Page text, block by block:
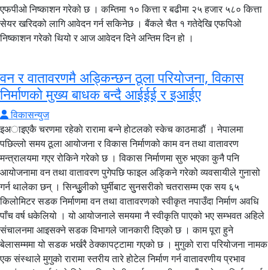
एफपीओ निष्काशन गरेको छ । कम्तिमा १० कित्ता र बढीमा २५ हजार ५८० कित्ता
सेयर खरिदको लागि आवेदन गर्न सकिनेछ । बैंकले चैत १ गतेदेखि एफपिओ
निष्काशन गरेको थियो र आज आवेदन दिने अन्तिम दिन हो ।
वन र वातावरणमै अड्किन्छन ठूला परियोजना, विकास
निर्माणको मुख्य बाधक बन्दै आईईई र इआईए
विकासन्युज
इअाइएकै चरणमा रहेकाे रारामा बन्ने हाेटलकाे स्केच काठमाडौं । नेपालमा
पछिल्लो समय ठूला आयोजना र विकास निर्माणको काम वन तथा वातावरण
मन्त्रालयमा गएर रोकिने गरेको छ । विकास निर्माणमा सुरु भएका कुनै पनि
आयोजनामा वन तथा वातावरण पुगेपछि फाइल अड्किने गरेको व्यवसायीले गुनासो
गर्न थालेका छन् । सिन्धुुुुलीको घुर्मीबाट सुुनसरीको चतरासम्म एक सय ६५
किलोमिटर सडक निर्माणमा वन तथा वातावरणको स्वीकृत नपाउँदा निर्माण अवधि
पाँच वर्ष धकेलियो । यो आयोजनाले समयमा नै स्वीकृति पाएको भए सम्भवत अहिले
संचालनमा आइसक्ने सडक विभागले जानकारी दिएको छ । काम पूरा हुने
बेलासम्ममा यो सडक भर्खरै ठेक्कापट्टामा गएको छ । मुगुको रारा परियोजना नामक
एक संस्थाले मुगुको रारामा स्तरीय तारे होटेल निर्माण गर्न वातावरणीय प्रभाव